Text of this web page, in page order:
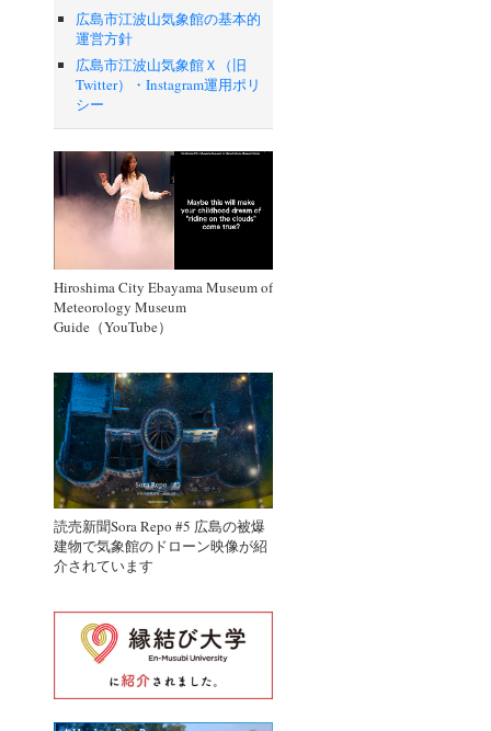
広島市江波山気象館の基本的
運営方針
広島市江波山気象館Ｘ（旧
Twitter）・Instagram運用ポリ
シー
Hiroshima City Ebayama Museum of
Meteorology Museum
Guide（YouTube）
読売新聞Sora Repo #5 広島の被爆
建物で気象館のドローン映像が紹
介されています